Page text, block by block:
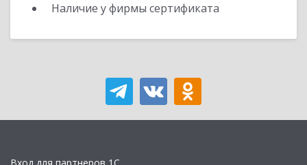
Наличие у фирмы сертификата